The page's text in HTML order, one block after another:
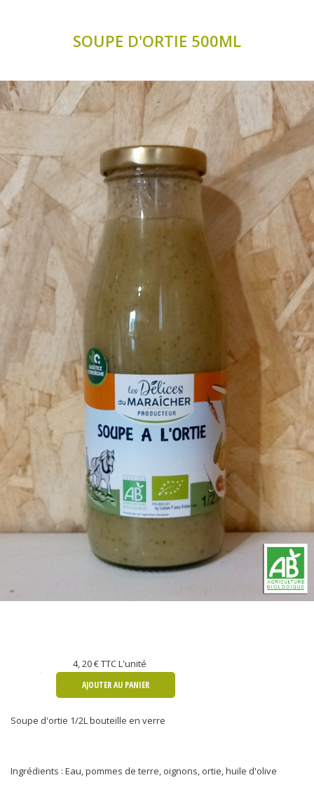
SOUPE D'ORTIE 500ML
4, 20 €TTC L'unité
AJOUTER AU PANIER
Soupe d'ortie 1/2L bouteille en verre
Ingrédients : Eau, pommes de terre, oignons, ortie, huile d'olive